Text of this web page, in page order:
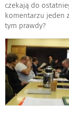
czekają do
komentarzu jeden
tym prawdy?